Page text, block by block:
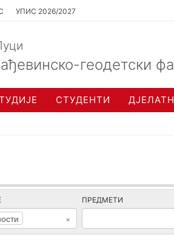
УПИС 2026/2027
геодетски
СТУДЕНТИ
×
ПРЕДМЕТИ